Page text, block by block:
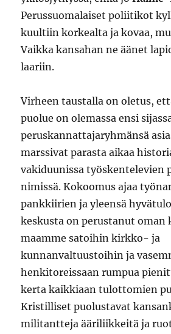
Perussuomalaiset poliitikot
kuultiin korkealta ja kovaa,
Vaikka kansahan ne äänet
laariin.
Virheen taustalla on oletus,
puolue on olemassa ensi
peruskannattajaryhmänsä
marssivat parasta aikaa
vakiduunissa työskentelevien
nimissä. Kokoomus ajaa
pankkiirien ja yleensä
keskusta on perustanut oman
maamme satoihin kirkko- ja
kunnanvaltuustoihin ja
henkitoreissaan rumpua
kerta kaikkiaan tulottomien
Kristilliset puolustavat
militantteja ääriliikkeitä ja